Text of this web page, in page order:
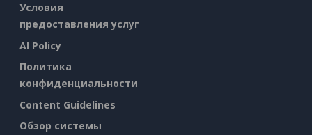
Условия
предоставления услуг
AI Policy
Политика
конфиденциальности
Content Guidelines
Обзор системы